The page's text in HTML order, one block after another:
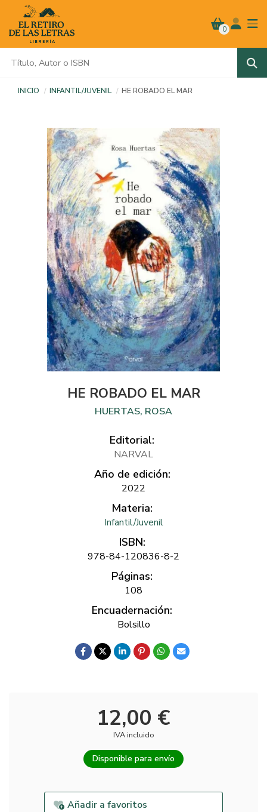
0
INICIO INFANTIL/JUVENIL HE ROBADO EL MAR
HE ROBADO EL MAR
HUERTAS, ROSA
Editorial:
NARVAL
Año de edición:
2022
Materia:
Infantil/Juvenil
ISBN:
978-84-120836-8-2
Páginas:
108
Encuadernación:
Bolsillo
12,00 €
IVA incluido
Disponible para envío
Añadir a favoritos